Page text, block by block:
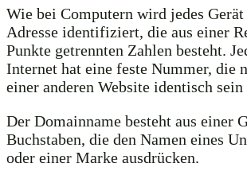
Wie bei Computern wird jedes
Adresse identifiziert, die aus einer
Punkte getrennten Zahlen besteht.
Internet hat eine feste Nummer, die
einer anderen Website identisch
Der Domainname besteht aus einer
Buchstaben, die den Namen eines
oder einer Marke ausdrücken.